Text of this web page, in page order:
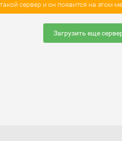
сервер и он появится на этом
Загрузить еще